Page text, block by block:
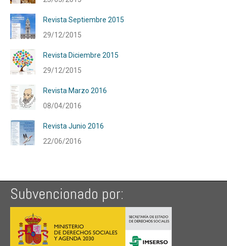
Revista Septiembre 2015
29/12/2015
Revista Diciembre 2015
29/12/2015
Revista Marzo 2016
08/04/2016
Revista Junio 2016
22/06/2016
Subvencionado por: